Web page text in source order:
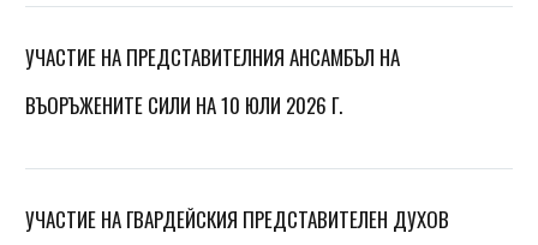
УЧАСТИЕ НА ПРЕДСТАВИТЕЛНИЯ АНСАМБЪЛ НА
ВЪОРЪЖЕНИТЕ СИЛИ НА 10 ЮЛИ 2026 Г.
УЧАСТИЕ НА ГВАРДЕЙСКИЯ ПРЕДСТАВИТЕЛЕН ДУХОВ